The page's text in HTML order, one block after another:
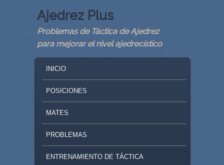
Ajedrez Plus
Problemas de Táctica de Ajedrez
para mejorar el nivel ajedrecístico
SKIP TO PRIMARY CONTENT
SKIP TO SECONDARY CONTENT
INICIO
POSICIONES
MATES
PROBLEMAS
ENTRENAMIENTO DE TÁCTICA